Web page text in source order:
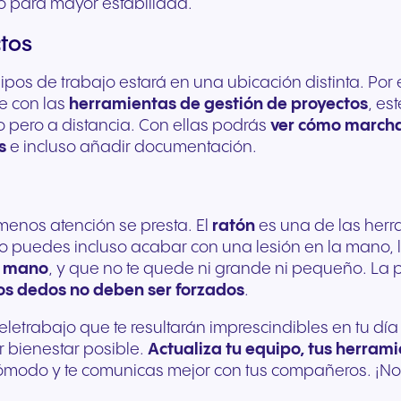
para mayor estabilidad.
de trabajo estará en una ubicación distinta.
con las herramientas de gestión de proyectos,
a distancia. Con ellas podrás ver cómo
e incluso añadir documentación.
atención se presta. El ratón es una de las
puedes incluso acabar con una lesión en la
mano, y que no te quede ni grande ni pequeño. La
dedos no deben ser forzados.
que te resultarán imprescindibles en tu
bienestar posible. Actualiza tu equipo, tus
y te comunicas mejor con tus compañeros.